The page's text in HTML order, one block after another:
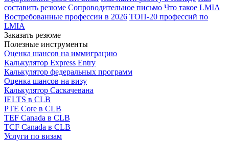
составить резюме Сопроводительное письмо Что такое LMIA
Востребованные профессии в 2026 ТОП-20 профессий по
LMIA
Заказать резюме
Полезные инструменты
Оценка шансов на иммиграцию
Калькулятор Express Entry
Калькулятор федеральных программ
Оценка шансов на визу
Калькулятор Саскачевана
IELTS в CLB
PTE Core в CLB
TEF Canada в CLB
TCF Canada в CLB
Услуги по визам